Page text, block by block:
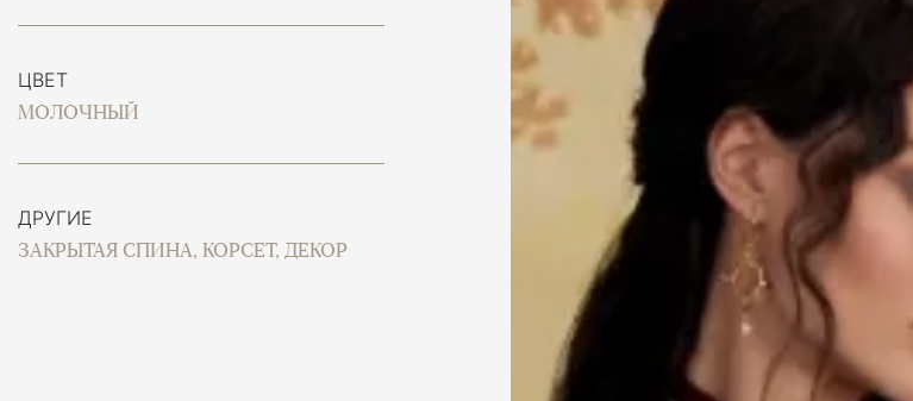
ЦВЕТ
МОЛОЧНЫЙ
ДРУГИЕ
ЗАКРЫТАЯ СПИНА, КОРСЕТ, ДЕКОР